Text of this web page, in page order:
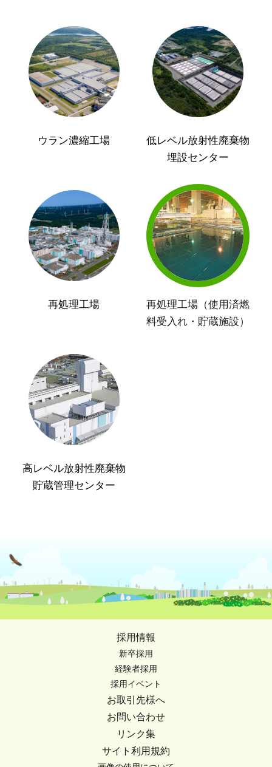
ウラン濃縮工場
低レベル放射性廃棄物
埋設センター
再処理工場
再処理工場（使用済燃
料受入れ・貯蔵施設）
高レベル放射性廃棄物
貯蔵管理センター
採用情報
新卒採用
経験者採用
採用イベント
お取引先様へ
お問い合わせ
リンク集
サイト利用規約